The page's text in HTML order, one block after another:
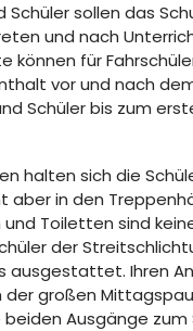
Schüler sollen das
und nach
können für
vor und nach
Schüler bis zum
halten sich die
aber in den
Toiletten sind
der
ausgestattet. Ihren
großen
beiden Ausgänge